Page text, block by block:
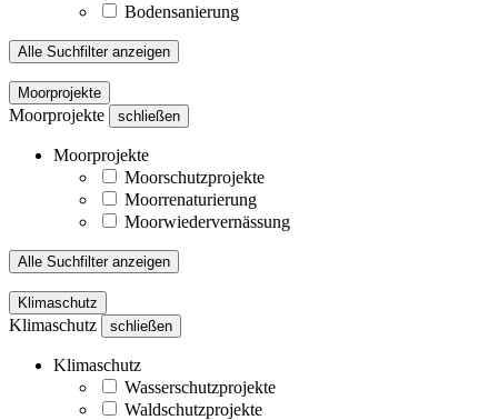
Bodensanierung
Alle Suchfilter anzeigen
Moorprojekte
Moorprojekte schließen
Moorprojekte
Moorschutzprojekte
Moorrenaturierung
Moorwiedervernässung
Alle Suchfilter anzeigen
Klimaschutz
Klimaschutz schließen
Klimaschutz
Wasserschutzprojekte
Waldschutzprojekte